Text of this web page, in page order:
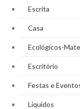
Escrita
Casa
Ecológicos-
Escritório
Festas e
Líquidos